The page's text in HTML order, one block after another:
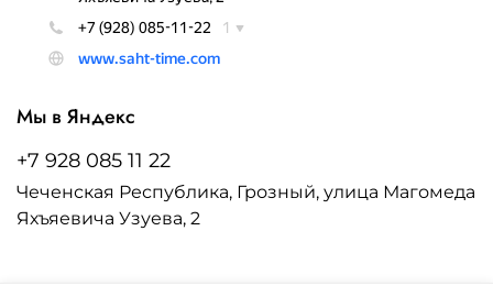
Мы в Яндекс
+7 928 085 11 22
Чеченская Республика, Грозный, улица Магомеда
Яхъяевича Узуева, 2